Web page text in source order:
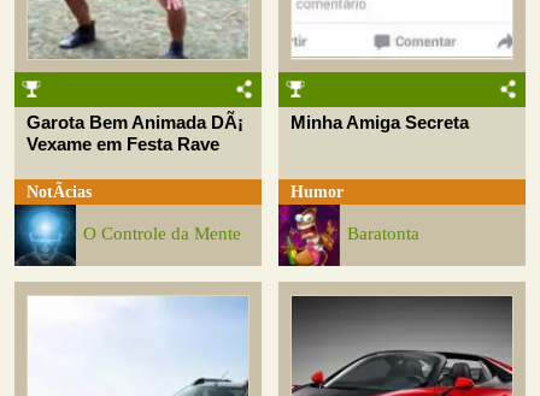
Garota Bem Animada DÃ¡
Vexame em Festa Rave
NotÃ­cias
O Controle da Mente
Minha Amiga Secreta
Humor
Baratonta